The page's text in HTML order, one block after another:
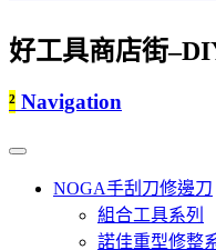
好工具商店街
² Navigation
NOGA手刮刀修邊刀
組合工具系列
諾佳重型修整